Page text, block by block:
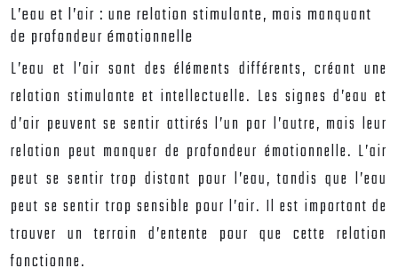
L’eau et l’air : une relation stimulante, mais manquant
de profondeur émotionnelle
L’eau et l’air sont des éléments différents, créant une
relation stimulante et intellectuelle. Les signes d’eau et
d’air peuvent se sentir attirés l’un par l’autre, mais leur
relation peut manquer de profondeur émotionnelle. L’air
peut se sentir trop distant pour l’eau, tandis que l’eau
peut se sentir trop sensible pour l’air. Il est important de
trouver un terrain d’entente pour que cette relation
fonctionne.